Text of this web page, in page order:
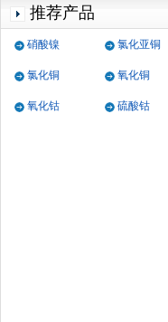
推荐产品
硝酸镍 氯化亚铜
氯化铜 氧化铜
氧化钴 硫酸钴